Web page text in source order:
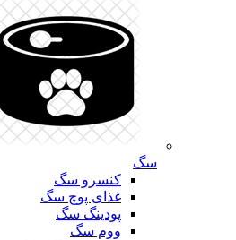
سگ
کنسرو سگ
غذای پوچ سگ
پودینگ سگ
ووم سگ